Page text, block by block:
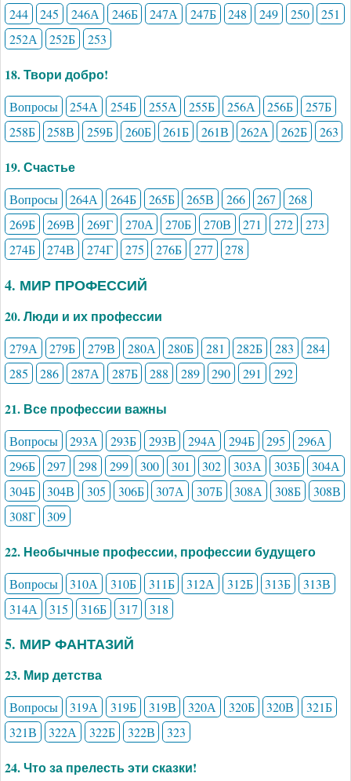
244
245 246А 246Б 247А 247Б 248 249 250
251
252А
252Б 253
18. Твори добро!
Вопросы 254А 254Б 255А 255Б 256А 256Б
257Б
258Б
258В 259Б 260Б 261Б 261В 262А 262Б 263
19. Счастье
Вопросы 264А 264Б 265Б 265В 266 267
268
269Б
269В 269Г 270А 270Б 270В 271 272
273
274Б
274В 274Г 275 276Б 277 278
4. МИР ПРОФЕССИЙ
20. Люди и их профессии
279А 279Б 279В 280А 280Б 281 282Б 283
284
285
286 287А 287Б 288 289 290 291 292
21. Все профессии важны
Вопросы 293А 293Б 293В 294А 294Б 295
296А
296Б
297 298 299 300 301 302 303А 303Б
304А
304Б
304В 305 306Б 307А 307Б 308А 308Б
308В
308Г
309
22. Необычные профессии, профессии будущего
Вопросы 310А 310Б 311Б 312А 312Б 313Б
313В
314А
315 316Б 317 318
5. МИР ФАНТАЗИЙ
23. Мир детства
Вопросы 319А 319Б 319В 320А 320Б 320В
321Б
321В
322А 322Б 322В 323
24. Что за прелесть эти сказки!